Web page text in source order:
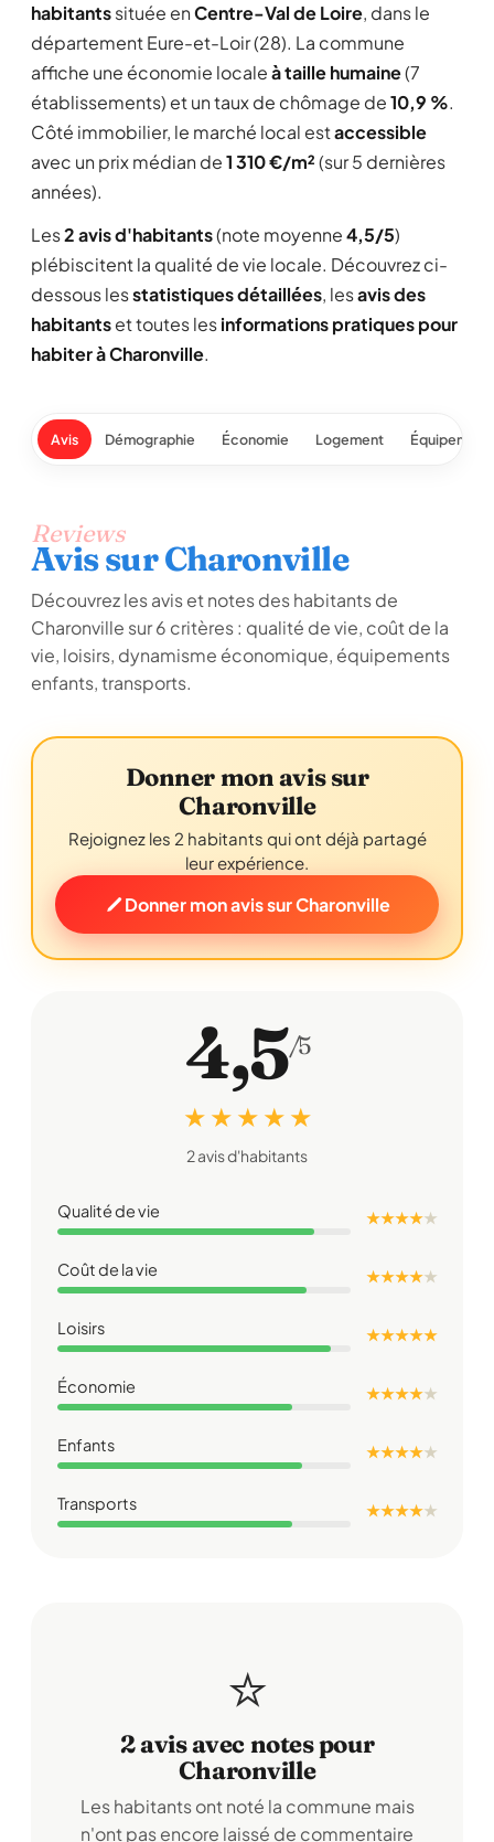
habitantssituée enCentre-Val de Loire, dans le
département Eure-et-Loir (28). La commune
affiche une économie localeà taille humaine(7
établissements) et un taux de chômage de10,9 %.
Côté immobilier, le marché local estaccessible
avec un prix médian de1 310 €/m²(sur 5 dernières
années).
Les2 avis d'habitants(note moyenne4,5/5)
plébiscitent la qualité de vie locale. Découvrez ci-
dessous lesstatistiques détaillées, lesavis des
habitantset toutes lesinformations pratiques pour
habiter à Charonville.
Avis Démographie Économie Logement
Reviews
Avis sur Charonville
Découvrez les avis et notes des habitants de
Charonville sur 6 critères : qualité de vie, coût de la
vie, loisirs, dynamisme économique, équipements
enfants, transports.
Donner mon avis sur
Charonville
Rejoignez les 2 habitants qui ont déjà partagé
leur expérience.
Donner mon avis sur Charonville
4,5/5
★ ★ ★ ★ ★
2 avis d'habitants
Qualité de vie ★ ★ ★ ★★
Coût de la vie ★ ★ ★ ★★
Loisirs ★ ★ ★ ★ ★
Économie ★ ★ ★ ★★
Enfants ★ ★ ★ ★★
Transports ★ ★ ★ ★★
⭐
2 avis avec notes pour
Charonville
Les habitants ont noté la commune mais
n'ont pas encore laissé de commentaire